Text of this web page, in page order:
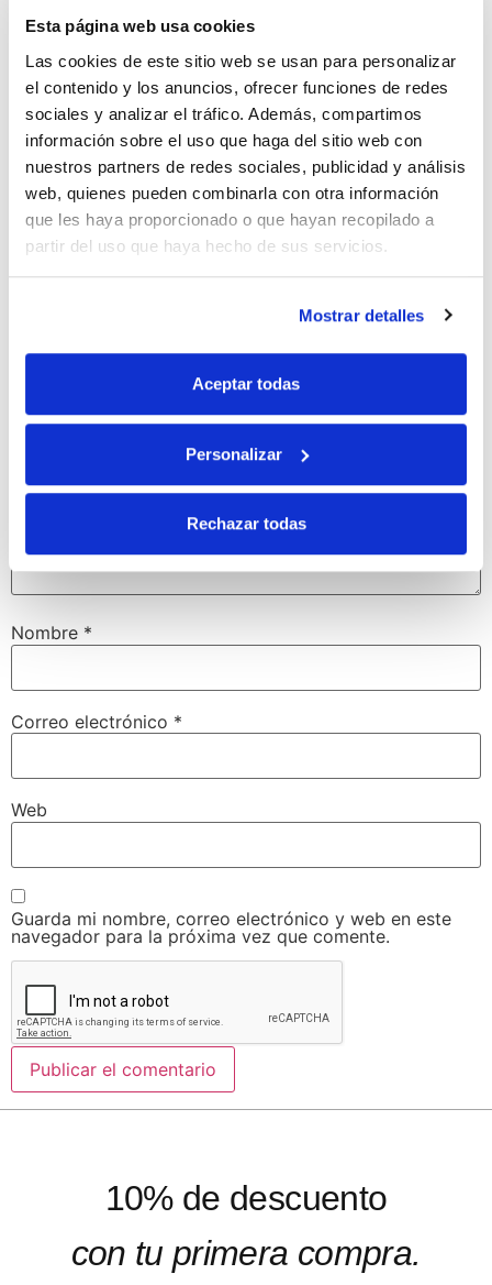
Esta página web usa cookies
Las cookies de este sitio web se usan para personalizar
el contenido y los anuncios, ofrecer funciones de redes
sociales y analizar el tráfico. Además, compartimos
información sobre el uso que haga del sitio web con
nuestros partners de redes sociales, publicidad y análisis
web, quienes pueden combinarla con otra información
que les haya proporcionado o que hayan recopilado a
partir del uso que haya hecho de sus servicios.
Mostrar detalles
Aceptar todas
Personalizar
Rechazar todas
ser tuyo!
url=»https://serrats.com/recetas/concurso-de-recetas/»
color=»color» customcolor=»» iconcolor=»white»
target=»_blank» custom_class=»» ]Participar[/button]
Deja una respuesta
Tu dirección de correo electrónico no será publicada.
Los campos obligatorios están marcados con*
Comentario*
Nombre *
Correo electrónico *
Web
Guarda mi nombre, correo electrónico y web en este
navegador para la próxima vez que comente.
10% de descuento
con tu primera compra.